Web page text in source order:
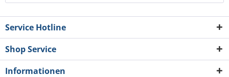
Service Hotline
Shop Service
Informationen